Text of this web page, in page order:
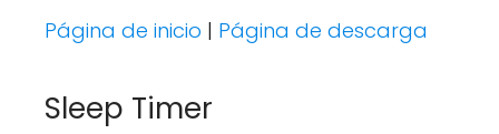
Página de inicio | Página de descarga
Sleep Timer